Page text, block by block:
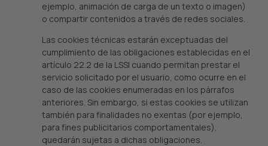
ejemplo, animación de carga de un texto o imagen)
o compartir contenidos a través de redes sociales.
Las cookies técnicas estarán exceptuadas del
cumplimiento de las obligaciones establecidas en el
artículo 22.2 de la LSSI cuando permitan prestar el
servicio solicitado por el usuario, como ocurre en el
caso de las cookies enumeradas en los párrafos
anteriores. Sin embargo, si estas cookies se utilizan
también para finalidades no exentas (por ejemplo,
para fines publicitarios comportamentales),
quedarán sujetas a dichas obligaciones.